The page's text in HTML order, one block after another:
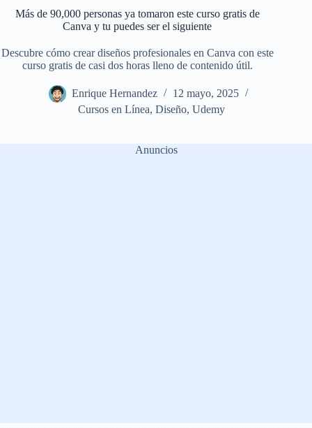
Más de 90,000 personas ya tomaron este curso gratis de
Canva y tu puedes ser el siguiente
Descubre cómo crear diseños profesionales en Canva con este
curso gratis de casi dos horas lleno de contenido útil.
Enrique Hernandez
12 mayo, 2025
Cursos en Línea, Diseño, Udemy
Anuncios